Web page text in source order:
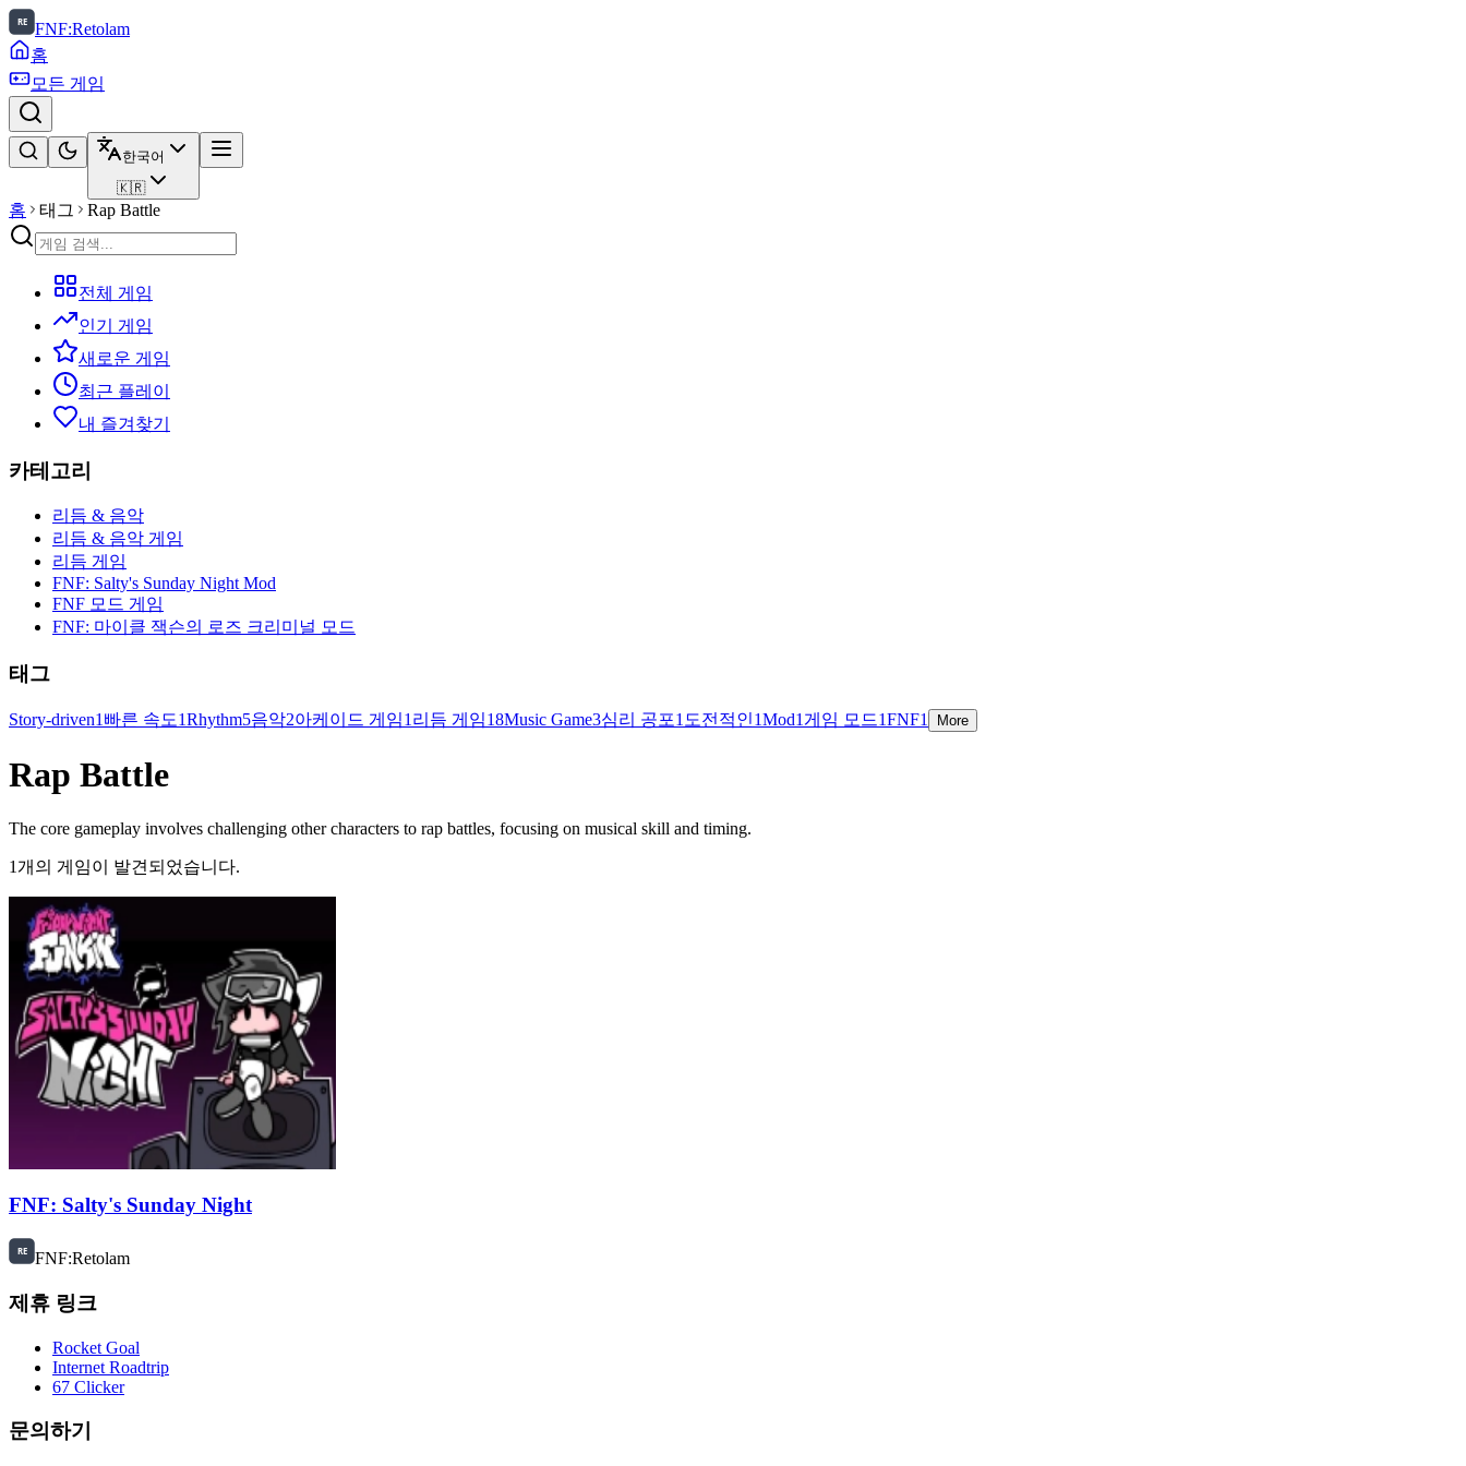
FNF:Retolam
홈
모든 게임
한국어
🇰🇷
홈 태그 Rap Battle
전체 게임
인기 게임
새로운 게임
최근 플레이
내 즐겨찾기
카테고리
리듬 & 음악
리듬 & 음악 게임
리듬 게임
FNF: Salty's Sunday Night Mod
FNF 모드 게임
FNF: 마이클 잭슨의 로즈 크리미널 모드
태그
Story-driven1 빠른 속도1Rhythm5음악2아케이드 게임1 리듬 게임18Music Game3심리 공포1 도전적인1Mod1게임 모드1FNF1 More
Rap Battle
The core gameplay involves challenging other characters to rap battles, focusing on musical skill and timing.
1개의 게임이 발견되었습니다.
FNF: Salty's Sunday Night
FNF:Retolam
제휴 링크
Rocket Goal
Internet Roadtrip
67 Clicker
문의하기